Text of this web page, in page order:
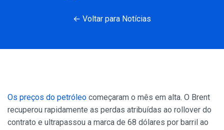
← Voltar para Notícias
Os preços do petróleo começaram o mês em alta. O Brent
recuperou rapidamente as perdas atribuídas ao rollover do
contrato e ultrapassou a marca de 68 dólares por barril ao